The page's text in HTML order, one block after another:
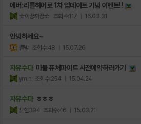
에버:리틀히어로 1차 업데이트 기념 이벤트!!
☆아꿍까꿍☆ 조회수:117 | 16.03.31
안녕하세요~
쿨밤 조회수:48 | 15.07.26
자유수다 마블 퓨처파이트 사전예약하러가기
ymin 조회수:254 | 15.04.24
자유수다 ㅎㅎㅎ
도현394 조회수:46 | 15.03.21